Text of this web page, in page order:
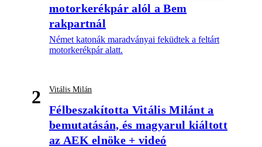
motorkerékpár alól a Bem
rakpartnál
Német katonák maradványai feküdtek a feltárt
motorkerékpár alatt.
2 Vitális Milán
Félbeszakította Vitális Milánt a
bemutatásán, és magyarul kiáltott
az AEK elnöke + videó